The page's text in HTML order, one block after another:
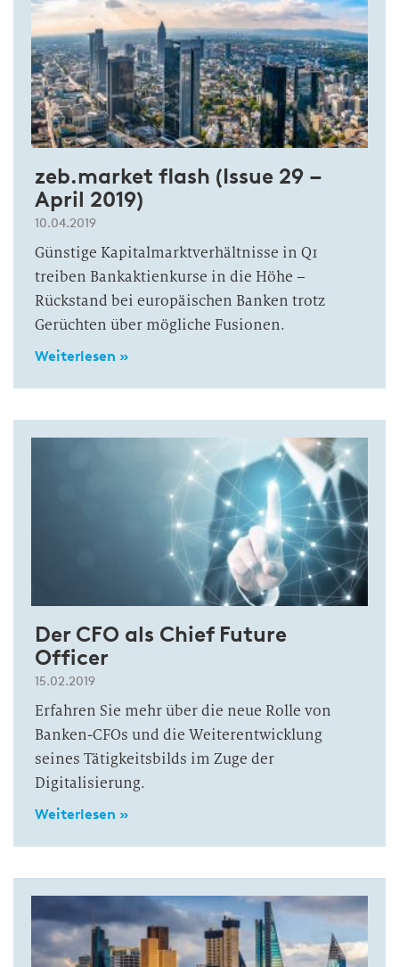
zeb.market flash (Issue 29 –
April 2019)
10.04.2019
Günstige Kapitalmarktverhältnisse in Q1
treiben Bankaktienkurse in die Höhe –
Rückstand bei europäischen Banken trotz
Gerüchten über mögliche Fusionen.
Weiterlesen »
Der CFO als Chief Future
Officer
15.02.2019
Erfahren Sie mehr über die neue Rolle von
Banken-CFOs und die Weiterentwicklung
seines Tätigkeitsbilds im Zuge der
Digitalisierung.
Weiterlesen »